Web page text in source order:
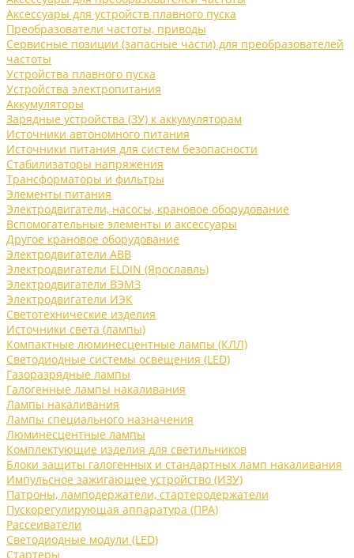
Аксессуары для устройств плавного пуска
Преобразователи частоты, приводы
Сервисные позиции (запасные части) для преобразователей
частоты
Устройства плавного пуска
Устройства электропитания
Аккумуляторы
Зарядные устройства (ЗУ) к аккумуляторам
Источники автономного питания
Источники питания для систем безопасности
Стабилизаторы напряжения
Трансформаторы и фильтры
Элементы питания
Электродвигатели, насосы, крановое оборудование
Вспомогательные элементы и аксессуары
Другое крановое оборудование
Электродвигатели ABB
Электродвигатели ELDIN (Ярославль)
Электродвигатели ВЭМЗ
Электродвигатели ИЭК
Светотехнические изделия
Источники света (лампы)
Компактные люминесцентные лампы (КЛЛ)
Светодиодные системы освещения (LED)
Газоразрядные лампы
Галогенные лампы накаливания
Лампы накаливания
Лампы специального назначения
Люминесцентные лампы
Комплектующие изделия для светильников
Блоки защиты галогенных и стандартных ламп накаливания
Импульсное зажигающее устройство (ИЗУ)
Патроны, ламподержатели, стартеродержатели
Пускорегулирующая аппаратура (ПРА)
Рассеиватели
Светодиодные модули (LED)
Стартеры